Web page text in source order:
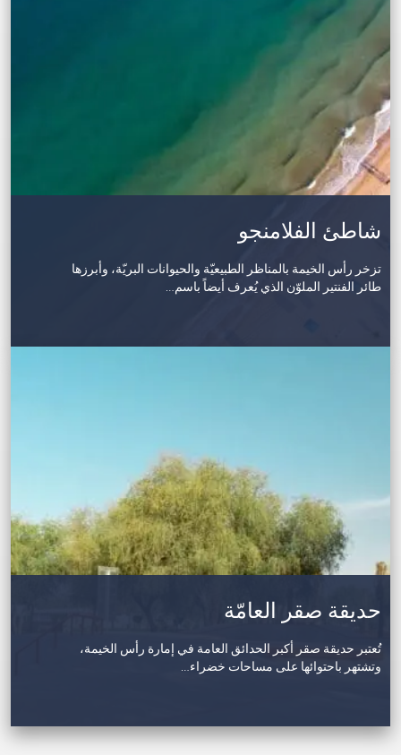
شاطئ الفلامنجو
تزخر رأس الخيمة بالمناظر الطبيعيّة والحيوانات البريّة، وأبرزها
طائر الفنتير الملوّن الذي يُعرف أيضاً باسم…
حديقة صقر العامّة
تُعتبر حديقة صقر أكبر الحدائق العامة في إمارة رأس الخيمة،
وتشتهر باحتوائها على مساحات خضراء…